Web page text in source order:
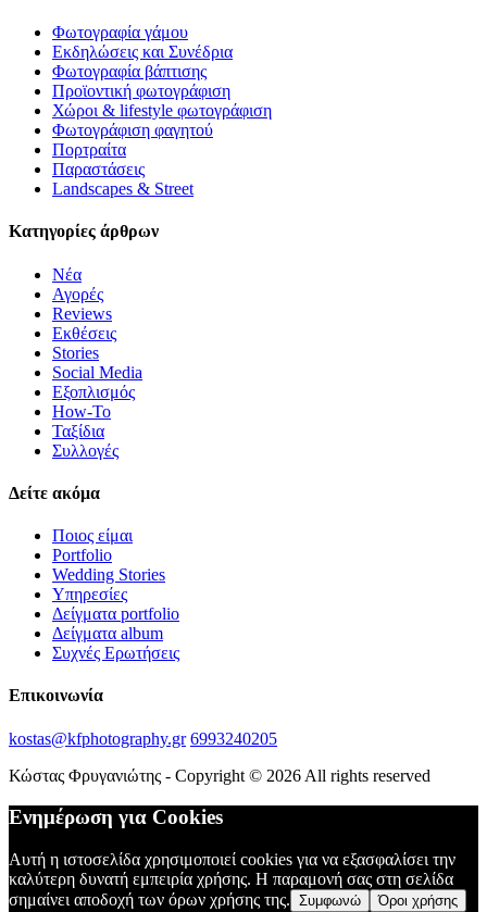
Φωτογραφία γάμου
Εκδηλώσεις και Συνέδρια
Φωτογραφία βάπτισης
Προϊοντική φωτογράφιση
Χώροι & lifestyle φωτογράφιση
Φωτογράφιση φαγητού
Πορτραίτα
Παραστάσεις
Landscapes & Street
Κατηγορίες άρθρων
Νέα
Αγορές
Reviews
Εκθέσεις
Stories
Social Media
Εξοπλισμός
How-To
Ταξίδια
Συλλογές
Δείτε ακόμα
Ποιος είμαι
Portfolio
Wedding Stories
Υπηρεσίες
Δείγματα portfolio
Δείγματα album
Συχνές Ερωτήσεις
Επικοινωνία
kostas@kfphotography.gr 6993240205
Κώστας Φρυγανιώτης - Copyright © 2026 All rights reserved
Ενημέρωση για Cookies
Αυτή η ιστοσελίδα χρησιμοποιεί cookies για να εξασφαλίσει την
καλύτερη δυνατή εμπειρία χρήσης. Η παραμονή σας στη σελίδα
σημαίνει αποδοχή των όρων χρήσης της. Συμφωνώ Όροι χρήσης